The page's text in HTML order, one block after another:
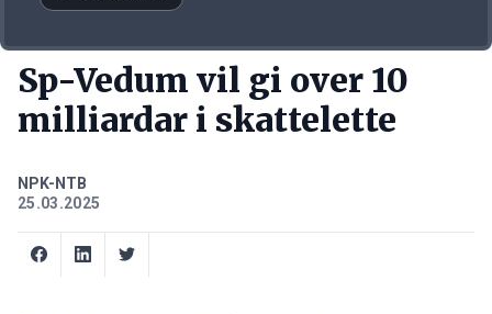
Sp-Vedum vil gi over 10
milliardar i skattelette
NPK-NTB
25.03.2025